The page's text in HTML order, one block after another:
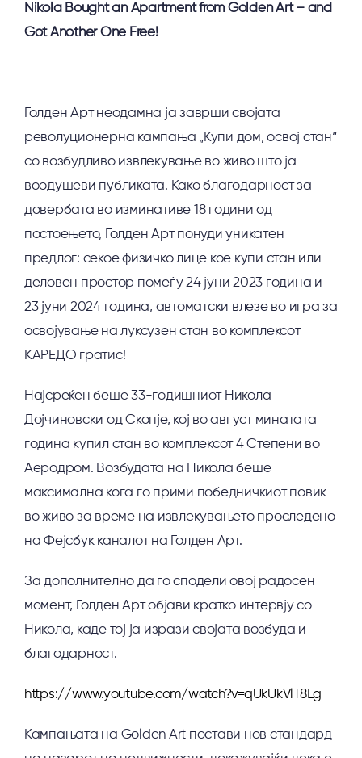
Nikola Bought an Apartment from Golden Art – and
Got Another One Free!
Голден Арт неодамна ја заврши својата
револуционерна кампања „Купи дом, освој стан“
со возбудливо извлекување во живо што ја
воодушеви публиката. Како благодарност за
довербата во изминативе 18 години од
постоењето, Голден Арт понуди уникатен
предлог: секое физичко лице кое купи стан или
деловен простор помеѓу 24 јуни 2023 година и
23 јуни 2024 година, автоматски влезе во игра за
освојување на луксузен стан во комплексот
КАРЕДО гратис!
Најсреќен беше 33-годишниот Никола
Дојчиновски од Скопје, кој во август минатата
година купил стан во комплексот 4 Степени во
Аеродром. Возбудата на Никола беше
максимална кога го прими победничкиот повик
во живо за време на извлекувањето проследено
на Фејсбук каналот на Голден Арт.
За дополнително да го сподели овој радосен
момент, Голден Арт објави кратко интервју со
Никола, каде тој ја изрази својата возбуда и
благодарност.
https://www.youtube.com/watch?v=qUkUkVlT8Lg
Кампањата на Golden Art постави нов стандард